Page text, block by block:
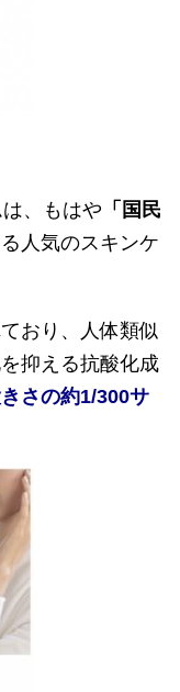
、もはや 「国民
人気のスキンケ
おり、人体類似
抑える抗酸化成
さの約1/300サ